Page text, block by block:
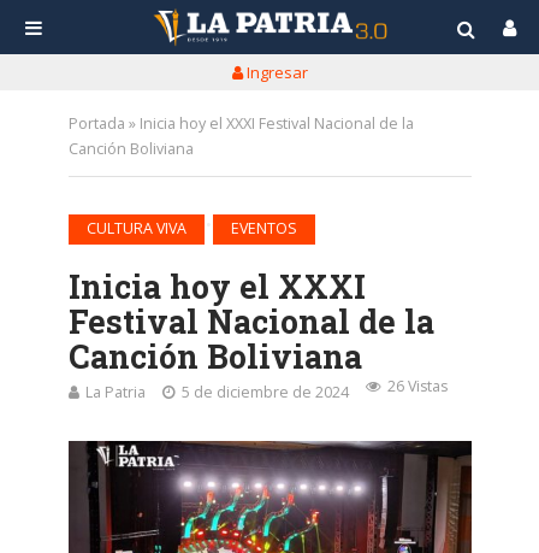
Ingresar
Portada » Inicia hoy el XXXI Festival Nacional de la
Canción Boliviana
CULTURA VIVA EVENTOS
Inicia hoy el XXXI
Festival Nacional de la
Canción Boliviana
La Patria 5 de diciembre de 2024 26 Vistas